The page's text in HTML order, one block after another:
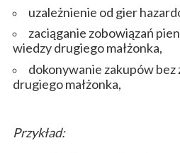
uzależnienie od gier
zaciąganie zobowiązań
wiedzy drugiego małżonka,
dokonywanie zakupów bez
drugiego małżonka,
Przykład: